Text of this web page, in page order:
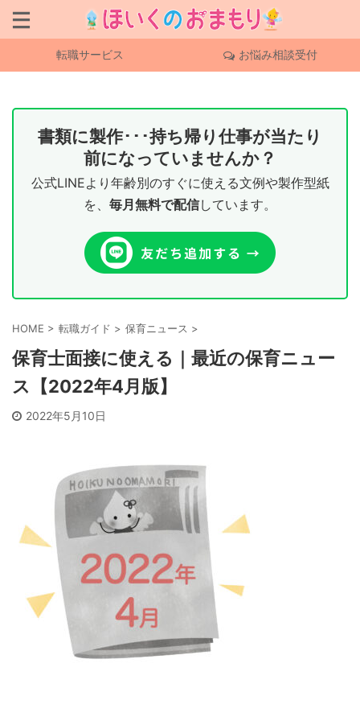
転職サービス お悩み相談受付
書類に製作･･･持ち帰り仕事が当たり
前になっていませんか？
公式LINEより年齢別のすぐに使える文例や製作型紙
を、 毎月無料で配信しています。
HOME > 転職ガイド > 保育ニュース >
保育士面接に使える｜最近の保育ニュー
ス【2022年4月版】
2022年5月10日